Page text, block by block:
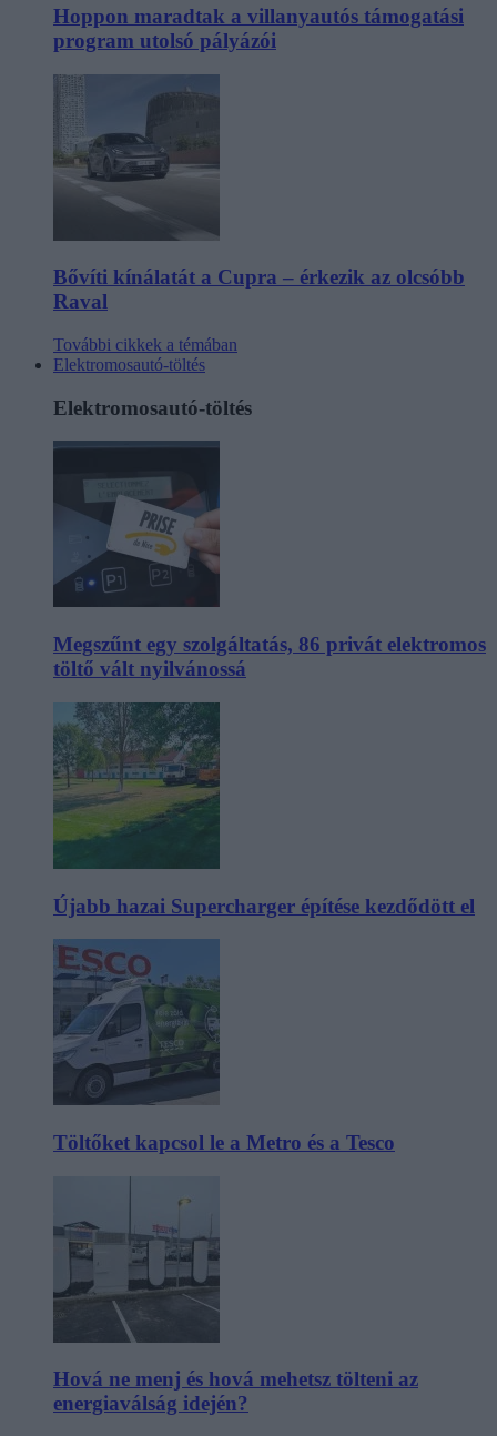
Hoppon maradtak a villanyautós támogatási
program utolsó pályázói
Bővíti kínálatát a Cupra – érkezik az olcsóbb
Raval
További cikkek a témában
Elektromosautó-töltés
Elektromosautó-töltés
Megszűnt egy szolgáltatás, 86 privát elektromos
töltő vált nyilvánossá
Újabb hazai Supercharger építése kezdődött el
Töltőket kapcsol le a Metro és a Tesco
Hová ne menj és hová mehetsz tölteni az
energiaválság idején?